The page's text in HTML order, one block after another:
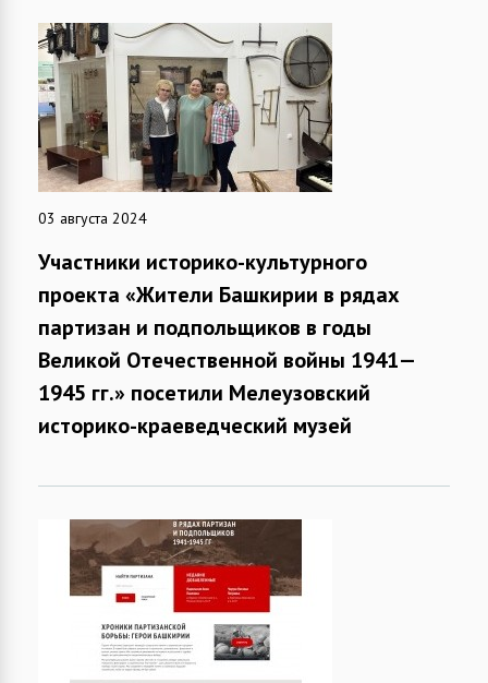
03 августа 2024
Участники историко-культурного
проекта «Жители Башкирии в рядах
партизан и подпольщиков в годы
Великой Отечественной войны 1941—
1945 гг.» посетили Мелеузовский
историко-краеведческий музей